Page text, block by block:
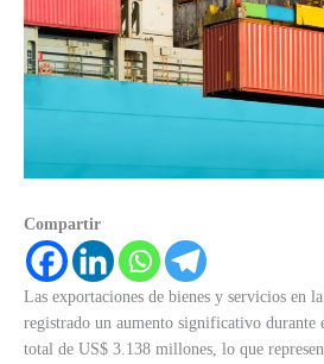
Compartir
Las exportaciones de bienes y servicios en
registrado un aumento significativo durante
total de US$ 3.138 millones, lo que